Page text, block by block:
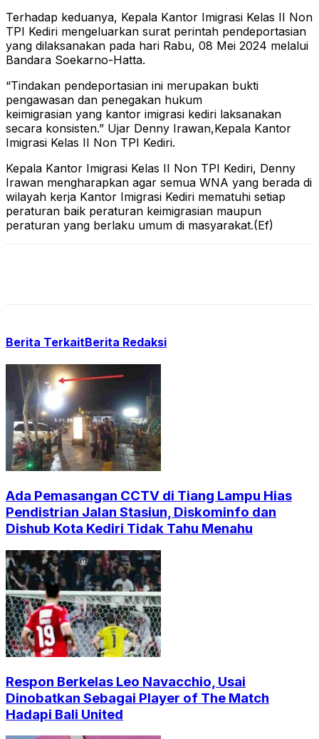
Terhadap keduanya, Kepala Kantor Imigrasi Kelas II Non
TPI Kediri mengeluarkan surat perintah pendeportasian
yang dilaksanakan pada hari Rabu, 08 Mei 2024 melalui
Bandara Soekarno-Hatta.
“Tindakan pendeportasian ini merupakan bukti
pengawasan dan penegakan hukum
keimigrasian yang kantor imigrasi kediri laksanakan
secara konsisten.” Ujar Denny Irawan,Kepala Kantor
Imigrasi Kelas II Non TPI Kediri.
Kepala Kantor Imigrasi Kelas II Non TPI Kediri, Denny
Irawan mengharapkan agar semua WNA yang berada di
wilayah kerja Kantor Imigrasi Kediri mematuhi setiap
peraturan baik peraturan keimigrasian maupun
peraturan yang berlaku umum di masyarakat.(Ef)
Berita TerkaitBerita Redaksi
Ada Pemasangan CCTV di Tiang Lampu Hias
Pendistrian Jalan Stasiun, Diskominfo dan
Dishub Kota Kediri Tidak Tahu Menahu
Respon Berkelas Leo Navacchio, Usai
Dinobatkan Sebagai Player of The Match
Hadapi Bali United